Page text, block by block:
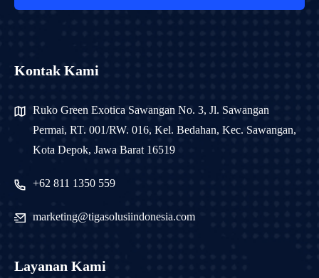
Kontak Kami
Ruko Green Exotica Sawangan No. 3, Jl. Sawangan
Permai, RT. 001/RW. 016, Kel. Bedahan, Kec. Sawangan,
Kota Depok, Jawa Barat 16519
+62 811 1350 559
marketing@tigasolusiindonesia.com
Layanan Kami